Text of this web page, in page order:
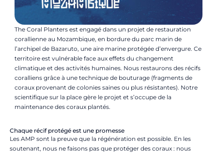
The Coral Planters est engagé dans un projet de restauration
corallienne au Mozambique, en bordure du parc marin de
l’archipel de Bazaruto, une aire marine protégée d’envergure. Ce
territoire est vulnérable face aux effets du changement
climatique et des activités humaines. Nous restaurons des récifs
coralliens grâce à une technique de bouturage (fragments de
coraux provenant de colonies saines ou plus résistantes). Notre
scientifique sur la place gère le projet et s’occupe de la
maintenance des coraux plantés.
Chaque récif protégé est une promesse
Les AMP sont la preuve que la régénération est possible. En les
soutenant, nous ne faisons pas que protéger des coraux : nous